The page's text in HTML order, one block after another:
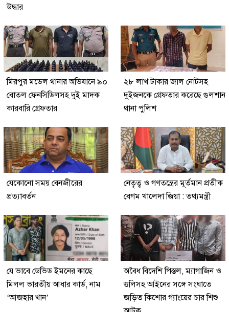
উদ্ধার
মিরপুর মডেল থানার অভিযানে ৯০
বোতল ফেনসিডিলসহ দুই মাদক
কারবারি গ্রেফতার
২৮ লাখ টাকার জাল নোটসহ
দুইজনকে গ্রেফতার করেছে গুলশান
থানা পুলিশ
যেকোনো সময় বেনজীরের
প্রত্যাবর্তন
নেতৃত্ব ও গণতন্ত্রের মূর্তমান প্রতীক
বেগম খালেদা জিয়া : তথ্যমন্ত্রী
যে ভাবে ডেভিড ইমনের কাছে
মিলল ভারতীয় আধার কার্ড, নাম
‘আজহার খান’
অবৈধ বিদেশি পিস্তল, ম্যাগাজিন ও
গুলিসহ আইনের সঙ্গে সংঘাতে
জড়িত কিশোর গ্যাংয়ের চার শিশু